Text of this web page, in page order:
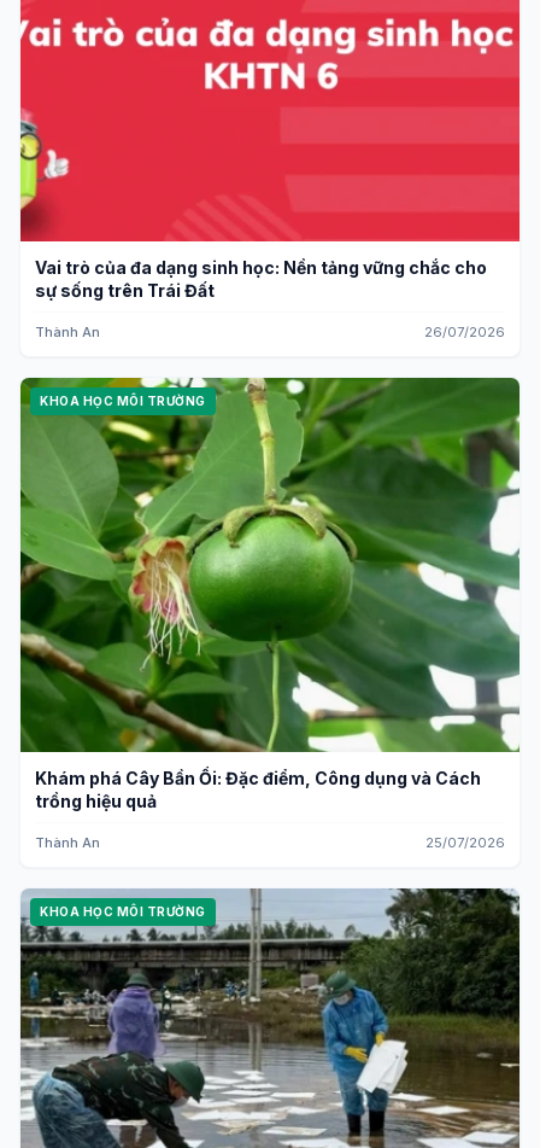
Vai trò của đa dạng sinh học: Nền tảng vững chắc cho
sự sống trên Trái Đất
Thành An 26/07/2026
KHOA HỌC MÔI TRƯỜNG
Khám phá Cây Bần Ổi: Đặc điểm, Công dụng và Cách
trồng hiệu quả
Thành An 25/07/2026
KHOA HỌC MÔI TRƯỜNG